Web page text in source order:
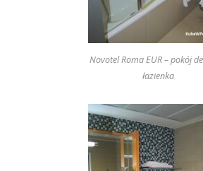
Novotel Roma EUR – pokój
łazienka